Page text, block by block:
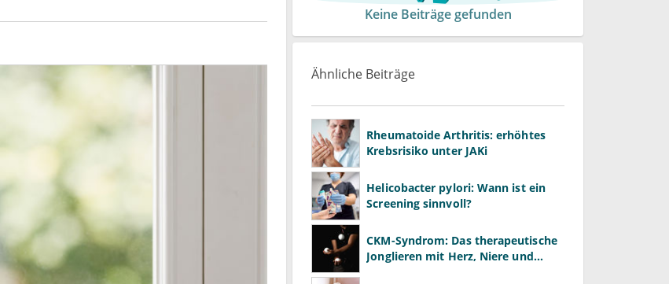
Keine Beiträge gefunden
Ähnliche Beiträge
Rheumatoide Arthritis: erhöhtes
Krebsrisiko unter JAKi
Helicobacter pylori: Wann ist ein
Screening sinnvoll?
CKM-Syndrom: Das therapeutische
Jonglieren mit Herz, Niere und